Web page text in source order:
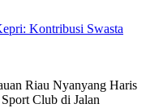
Kontribusi Swasta
Riau Nyanyang Haris
Club di Jalan